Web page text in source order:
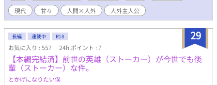
現代
甘々 人間×人外 人外主人公
29
長編 連載中 R18
お気に入り : 557 24h.ポイント : 7
【本編完結済】前世の英雄（ストーカー）が今世でも後
輩（ストーカー）な件。
とかげになりたい僕